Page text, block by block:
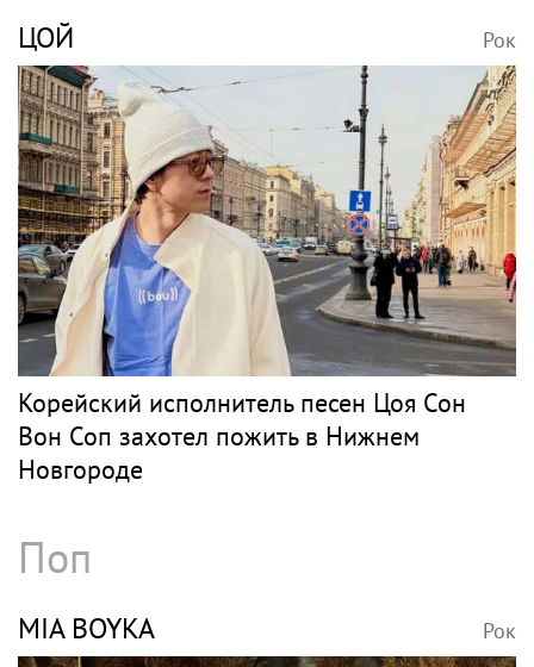
ЦОЙ Рок
Корейский исполнитель песен Цоя Сон
Вон Соп захотел пожить в Нижнем
Новгороде
Поп
MIA BOYKA Рок